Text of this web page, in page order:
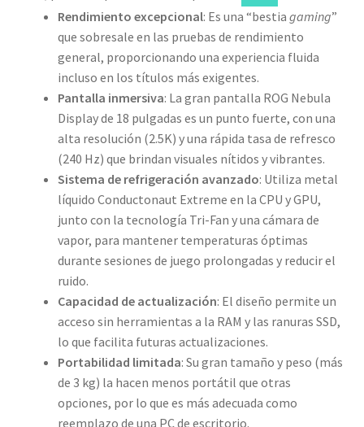
Rendimiento excepcional: Es una “bestia gaming”
que sobresale en las pruebas de rendimiento
general, proporcionando una experiencia fluida
incluso en los títulos más exigentes.
Pantalla inmersiva: La gran pantalla ROG Nebula
Display de 18 pulgadas es un punto fuerte, con una
alta resolución (2.5K) y una rápida tasa de refresco
(240 Hz) que brindan visuales nítidos y vibrantes.
Sistema de refrigeración avanzado: Utiliza metal
líquido Conductonaut Extreme en la CPU y GPU,
junto con la tecnología Tri-Fan y una cámara de
vapor, para mantener temperaturas óptimas
durante sesiones de juego prolongadas y reducir el
ruido.
Capacidad de actualización: El diseño permite un
acceso sin herramientas a la RAM y las ranuras SSD,
lo que facilita futuras actualizaciones.
Portabilidad limitada: Su gran tamaño y peso (más
de 3 kg) la hacen menos portátil que otras
opciones, por lo que es más adecuada como
reemplazo de una PC de escritorio.